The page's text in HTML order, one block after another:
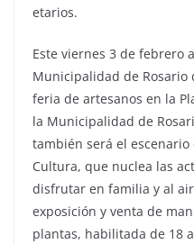
etarios.
Este viernes 3 de febrero
Municipalidad de Rosario
feria de artesanos en la
la Municipalidad de
también será el escenario
Cultura, que nuclea las
disfrutar en familia y al
exposición y venta de
plantas, habilitada de 18